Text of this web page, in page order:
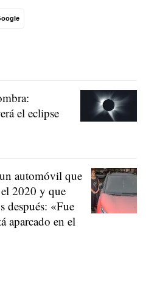
el eclipse
automóvil que
2020 y que
después: «Fue
aparcado en el